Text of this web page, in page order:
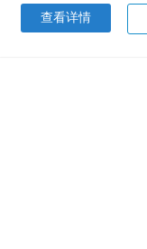
查看详情